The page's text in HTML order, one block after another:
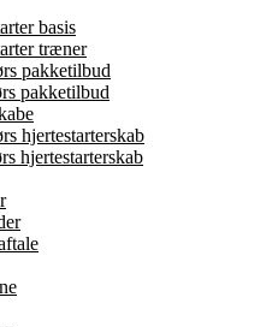
basis
træner
pakketilbud
pakketilbud
hjertestarterskab
hjertestarterskab